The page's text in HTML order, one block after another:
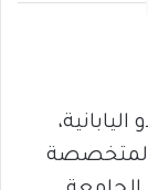
المتخصصة